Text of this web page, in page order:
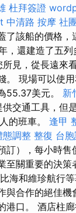
杜拜簽證
中清路 按摩 社
了該船的價格，
，還建造了五
所見，從長遠來
。 現場可以使
55.37美元。 新
交通工具，但
的班車。 逢甲
態調整 整復 台
訂），每小時
至關重要的決策
海和維珍航行
與合作的絕佳機
港口。 酒店柱